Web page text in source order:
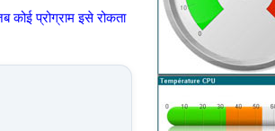
प्रोग्राम इसे रोकता